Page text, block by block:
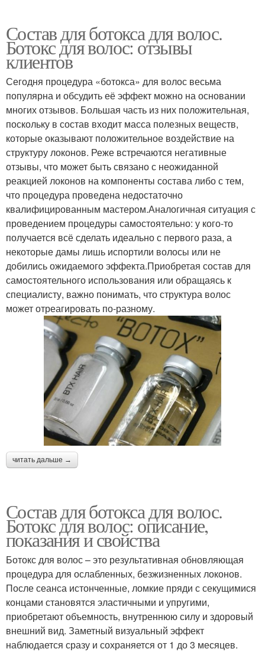
Состав для ботокса для волос.
Ботокс для волос: отзывы
клиентов
Сегодня процедура «ботокса» для волос весьма
популярна и обсудить её эффект можно на основании
многих отзывов. Большая часть из них положительная,
поскольку в состав входит масса полезных веществ,
которые оказывают положительное воздействие на
структуру локонов. Реже встречаются негативные
отзывы, что может быть связано с неожиданной
реакцией локонов на компоненты состава либо с тем,
что процедура проведена недостаточно
квалифицированным мастером.Аналогичная ситуация с
проведением процедуры самостоятельно: у кого-то
получается всё сделать идеально с первого раза, а
некоторые дамы лишь испортили волосы или не
добились ожидаемого эффекта.Приобретая состав для
самостоятельного использования или обращаясь к
специалисту, важно понимать, что структура волос
может отреагировать по-разному.
читать дальше →
Состав для ботокса для волос.
Ботокс для волос: описание,
показания и свойства
Ботокс для волос – это результативная обновляющая
процедура для ослабленных, безжизненных локонов.
После сеанса истонченные, ломкие пряди с секущимися
концами становятся эластичными и упругими,
приобретают объемность, внутреннюю силу и здоровый
внешний вид. Заметный визуальный эффект
наблюдается сразу и сохраняется от 1 до 3 месяцев.